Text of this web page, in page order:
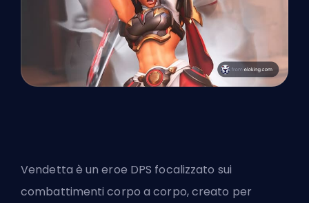
Vendetta è un eroe DPS focalizzato sui
combattimenti corpo a corpo, creato per